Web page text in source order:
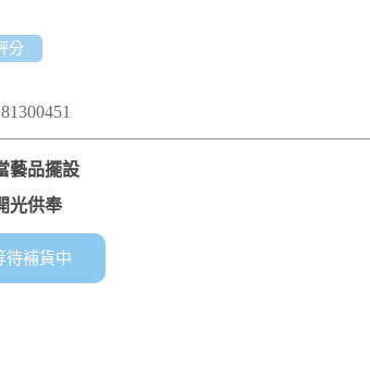
分
藝品擺設
光供奉
待補貨中